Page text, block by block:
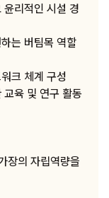
리적인 시설 경
는 버팀목 역할
크 체계 구성
육 및 연구 활동
장의 자립역량을